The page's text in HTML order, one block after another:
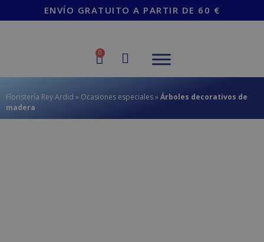
contenidoENVÍO GRATUITO A PARTIR DE 60 €
0
Floristería Rey Ardid » Ocasiones especiales»Árboles decorativos de
madera